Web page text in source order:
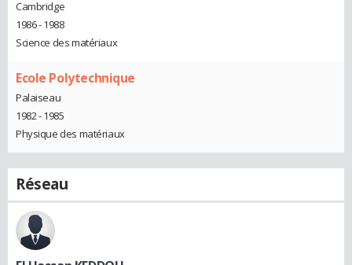
Cambridge
1986 - 1988
Science des matériaux
Ecole Polytechnique
Palaiseau
1982 - 1985
Physique des matériaux
Réseau